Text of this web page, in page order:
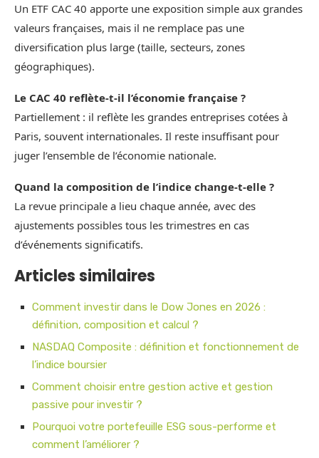
Un ETF CAC 40 apporte une exposition simple aux grandes
valeurs françaises, mais il ne remplace pas une
diversification plus large (taille, secteurs, zones
géographiques).
Le CAC 40 reflète‑t‑il l’économie française ?
Partiellement : il reflète les grandes entreprises cotées à
Paris, souvent internationales. Il reste insuffisant pour
juger l’ensemble de l’économie nationale.
Quand la composition de l’indice change‑t‑elle ?
La revue principale a lieu chaque année, avec des
ajustements possibles tous les trimestres en cas
d’événements significatifs.
Articles similaires
Comment investir dans le Dow Jones en 2026 :
définition, composition et calcul ?
NASDAQ Composite : définition et fonctionnement de
l’indice boursier
Comment choisir entre gestion active et gestion
passive pour investir ?
Pourquoi votre portefeuille ESG sous-performe et
comment l’améliorer ?